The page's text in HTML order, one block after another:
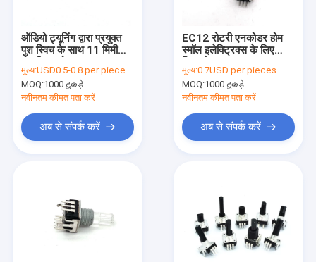
ऑडियो ट्यूनिंग द्वारा प्रयुक्त
पुश स्विच के साथ 11 मिमी
मूल्य:USD0.5-0.8 per piece
MOQ:1000 टुकड़े
नवीनतम कीमत पता करें
अब से संपर्क करें
EC12 रोटरी एनकोडर होम
स्मॉल इलेक्ट्रिक्स के लिए
मूल्य:0.7USD per pieces
MOQ:1000 टुकड़े
नवीनतम कीमत पता करें
अब से संपर्क करें